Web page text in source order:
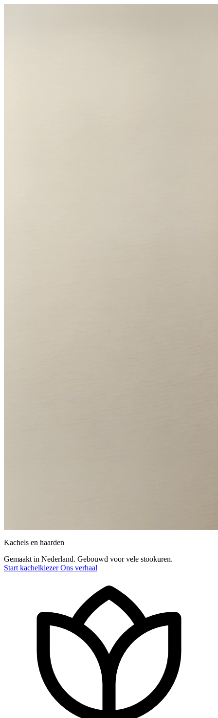
Kachels en haarden
Gemaakt in Nederland. Gebouwd voor vele stookuren.
Start kachelkiezer Ons verhaal